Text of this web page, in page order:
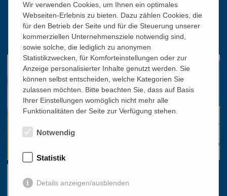
1010 Wien, Stephansplatz 3
01/51 552-3320
office@bildungswerk.at
Wir verwenden Cookies, um Ihnen ein optimales
Webseiten-Erlebnis zu bieten. Dazu zählen Cookies, die
für den Betrieb der Seite und für die Steuerung unserer
kommerziellen Unternehmensziele notwendig sind,
sowie solche, die lediglich zu anonymen
Statistikzwecken, für Komforteinstellungen oder zur
Anzeige personalisierter Inhalte genutzt werden. Sie
können selbst entscheiden, welche Kategorien Sie
zulassen möchten. Bitte beachten Sie, dass auf Basis
Ihrer Einstellungen womöglich nicht mehr alle
Funktionalitäten der Seite zur Verfügung stehen.
Notwendig
Statistik
Details anzeigen/ausblenden